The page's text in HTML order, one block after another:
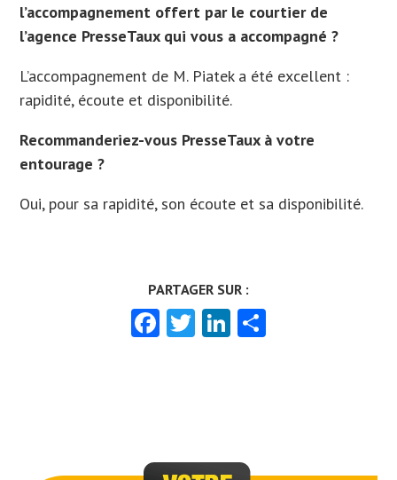
l’accompagnement offert par le courtier de
l’agence PresseTaux qui vous a accompagné ?
L’accompagnement de M. Piatek a été excellent :
rapidité, écoute et disponibilité.
Recommanderiez-vous PresseTaux à votre
entourage ?
Oui, pour sa rapidité, son écoute et sa disponibilité.
Facebook
TwitterLinkedIn